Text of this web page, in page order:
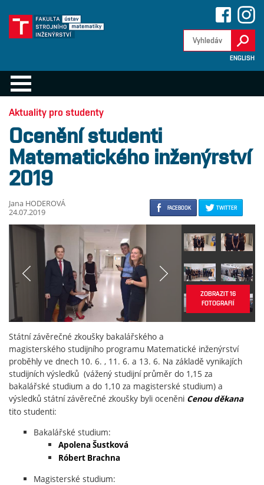
ENGLISH
Aktuality pro studenty
Ocenění studenti
Matematického inženýrství
2019
FACEBOOK TWITTER
Jana HODEROVÁ
24.07.2019
ZOBRAZIT 16
FOTOGRAFIÍ
Státní závěrečné zkoušky bakalářského a
magisterského studijního programu Matematické inženýrství
proběhly ve dnech 10. 6. , 11. 6. a 13. 6. Na základě vynikajích
studijních výsledků (vážený studijní průměr do 1,15 za
bakalářské studium a do 1,10 za magisterské studium) a
výsledků státní závěrečné zkoušky byli oceněni Cenou děkana
tito studenti:
Bakalářské studium:
Apolena Šustková
Róbert Brachna
Magisterské studium: